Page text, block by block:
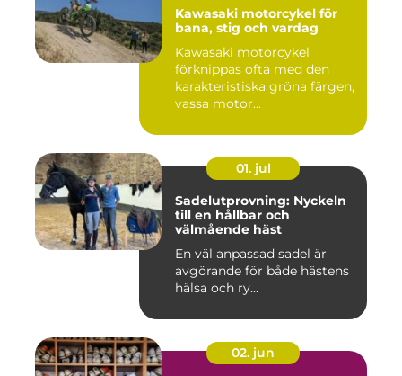
Kawasaki motorcykel för
bana, stig och vardag
Kawasaki motorcykel
förknippas ofta med den
karakteristiska gröna färgen,
vassa motor...
01. jul
Sadelutprovning: Nyckeln
till en hållbar och
välmående häst
En väl anpassad sadel är
avgörande för både hästens
hälsa och ry...
02. jun